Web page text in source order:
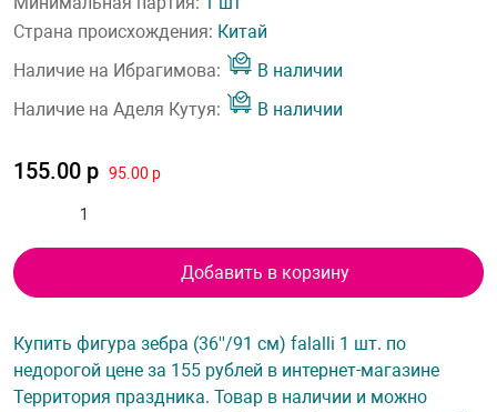
Страна происхождения: Китай
Наличие на Ибрагимова:
В наличии
Наличие на Аделя Кутуя:
В наличии
155.00 р 95.00 р
Добавить в корзину
Купить фигура зебра (36''/91 см) falalli 1 шт. по
недорогой цене за 155 рублей в интернет-магазине
Территория праздника. Товар в наличии и можно